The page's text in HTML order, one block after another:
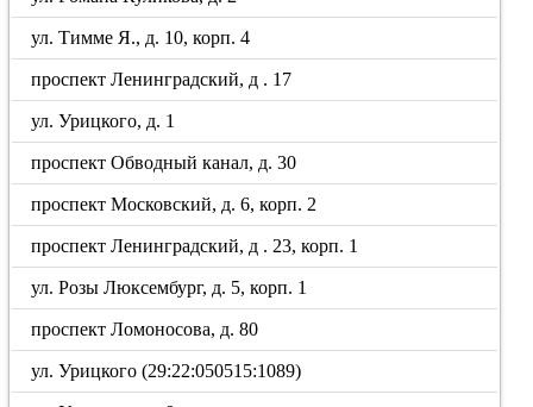
ул. Тимме Я., д. 10, корп. 4
проспект Ленинградский, д . 17
ул. Урицкого, д. 1
проспект Обводный канал, д. 30
проспект Московский, д. 6, корп. 2
проспект Ленинградский, д . 23, корп. 1
ул. Розы Люксембург, д. 5, корп. 1
проспект Ломоносова, д. 80
ул. Урицкого (29:22:050515:1089)